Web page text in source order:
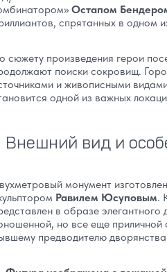
Остапом
спрятанных в одном
сюжету произведения герои
поиски сокровищ.
и живописными
одной из важных
Внешний вид и
монумент
Равилем Юсуповым.
в образе элегантного
но все еще приличной
предводителю